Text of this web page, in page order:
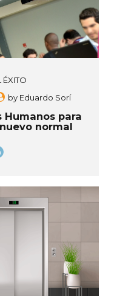
ÉXITO
by Eduardo Sorí
Humanos para
normal